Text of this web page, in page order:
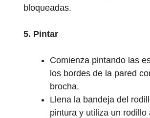
bloqueadas.
5. Pintar
Comienza pintando las
los bordes de la pared
brocha.
Llena la bandeja del
pintura y utiliza un rodillo